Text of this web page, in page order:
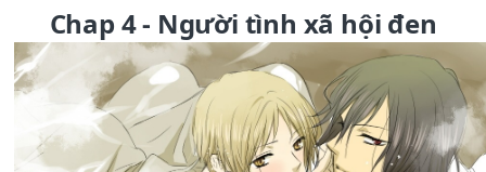
Chap 4 - Người tình xã hội đen